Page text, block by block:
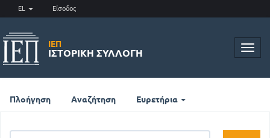
EL Είσοδος
ΙΕΠ
ΙΣΤΟΡΙΚΉ ΣΥΛΛΟΓΉ
Πλοήγηση Αναζήτηση Ευρετήρια